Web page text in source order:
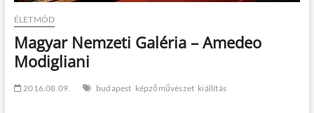
ÉLETMÓD
Magyar Nemzeti Galéria – Amedeo
Modigliani
2016.08.09. budapest képzőművészet kiállítás